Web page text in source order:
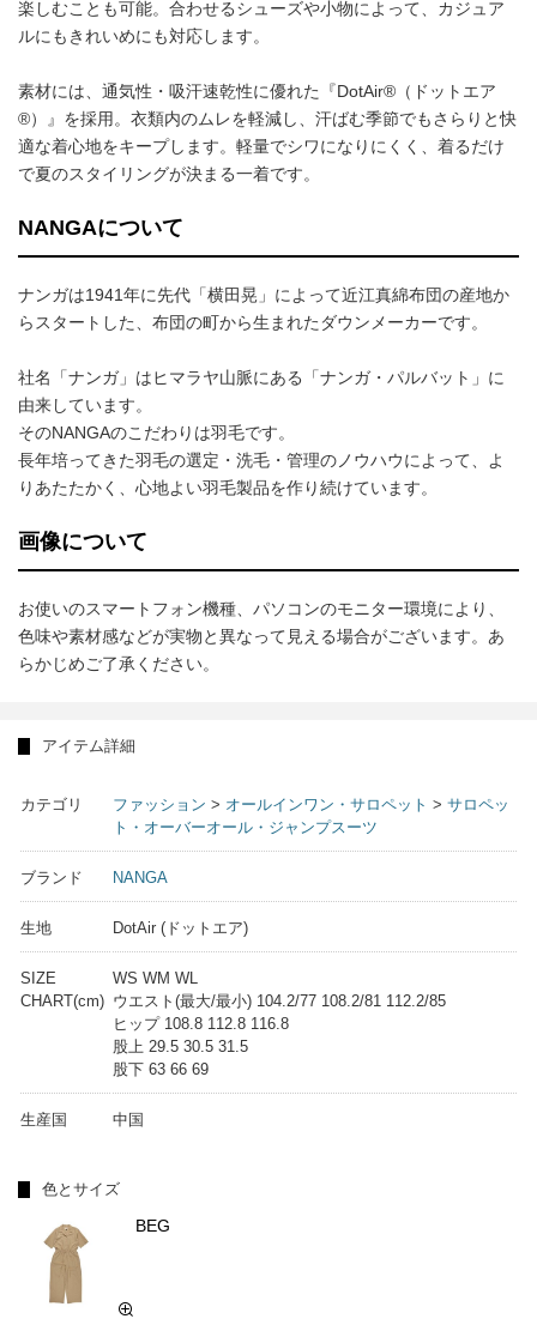
楽しむことも可能。合わせるシューズや小物によって、カジュア
ルにもきれいめにも対応します。
素材には、通気性・吸汗速乾性に優れた『DotAir®（ドットエア
®）』を採用。衣類内のムレを軽減し、汗ばむ季節でもさらりと快
適な着心地をキープします。軽量でシワになりにくく、着るだけ
で夏のスタイリングが決まる一着です。
NANGAについて
ナンガは1941年に先代「横田晃」によって近江真綿布団の産地か
らスタートした、布団の町から生まれたダウンメーカーです。
社名「ナンガ」はヒマラヤ山脈にある「ナンガ・パルバット」に
由来しています。
そのNANGAのこだわりは羽毛です。
長年培ってきた羽毛の選定・洗毛・管理のノウハウによって、よ
りあたたかく、心地よい羽毛製品を作り続けています。
画像について
お使いのスマートフォン機種、パソコンのモニター環境により、
色味や素材感などが実物と異なって見える場合がございます。あ
らかじめご了承ください。
アイテム詳細
カテゴリ ファッション > オールインワン・サロペット > サロペッ
ト・オーバーオール・ジャンプスーツ
ブランド NANGA
生地 DotAir (ドットエア)
SIZE
CHART(cm)
WS WM WL
ウエスト(最大/最小) 104.2/77 108.2/81 112.2/85
ヒップ 108.8 112.8 116.8
股上 29.5 30.5 31.5
股下 63 66 69
生産国 中国
色とサイズ
BEG